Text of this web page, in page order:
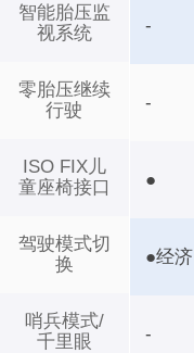
智能胎压监
视系统
零胎压继续
行驶
ISO FIX儿
童座椅接口
驾驶模式切
换
哨兵模式/
千里眼
-
-
●
●经济
-